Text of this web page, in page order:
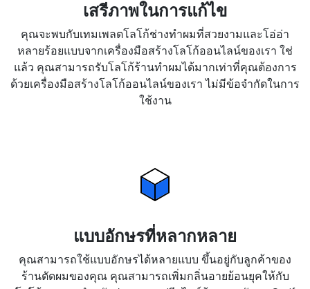
เสรีภาพในการแก้ไข
คุณจะพบกับเทมเพลตโลโก้ช่างทำผมที่สวยงามและโอ่อ่า
หลายร้อยแบบจากเครื่องมือสร้างโลโก้ออนไลน์ของเรา ใช่
แล้ว คุณสามารถรับโลโก้ร้านทำผมได้มากเท่าที่คุณต้องการ
ด้วยเครื่องมือสร้างโลโก้ออนไลน์ของเรา ไม่มีข้อจำกัดในการ
ใช้งาน
แบบอักษรที่หลากหลาย
คุณสามารถใช้แบบอักษรได้หลายแบบ ขึ้นอยู่กับลูกค้าของ
ร้านตัดผมของคุณ คุณสามารถเพิ่มกลิ่นอายย้อนยุคให้กับ